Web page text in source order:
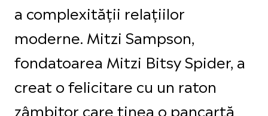
a complexității relațiilor
moderne. Mitzi Sampson,
fondatoarea Mitzi Bitsy Spider, a
creat o felicitare cu un raton
zâmbitor care ținea o pancartă